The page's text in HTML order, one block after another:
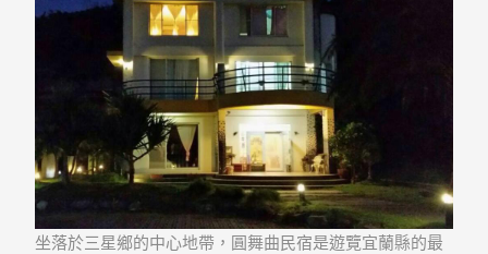
坐落於三星鄉的中心地帶，圓舞曲民宿是遊覽宜蘭縣的最